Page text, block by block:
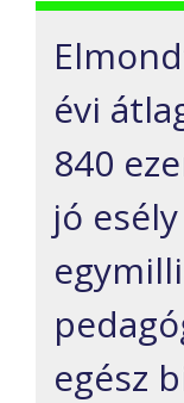
évi
840
jó
egész